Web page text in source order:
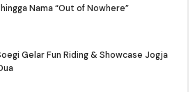
Nama “Out of Nowhere”
Gelar Fun Riding & Showcase Jogja